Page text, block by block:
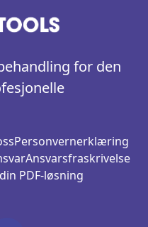
for den
Personvernerklæring
Ansvarsfraskrivelse
PDF-løsning